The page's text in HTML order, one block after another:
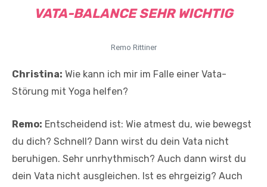
VATA-BALANCE SEHR WICHTIG
Remo Rittiner
Christina: Wie kann ich mir im Falle einer Vata-
Störung mit Yoga helfen?
Remo: Entscheidend ist: Wie atmest du, wie bewegst
du dich? Schnell? Dann wirst du dein Vata nicht
beruhigen. Sehr unrhythmisch? Auch dann wirst du
dein Vata nicht ausgleichen. Ist es ehrgeizig? Auch